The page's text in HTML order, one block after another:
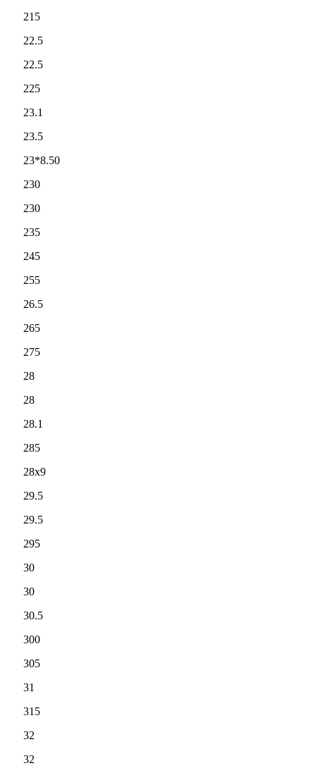
215
22.5
22.5
225
23.1
23.5
23*8.50
230
230
235
245
255
26.5
265
275
28
28
28.1
285
28x9
29.5
29.5
295
30
30
30.5
300
305
31
315
32
32